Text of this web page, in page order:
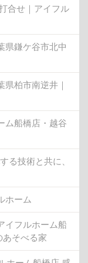
合せ｜アイフル
県鎌ケ谷市北中
柏市南逆井｜
ム船橋店・越谷
る技術と共に、
ホーム
イフルホーム船
あそべる家